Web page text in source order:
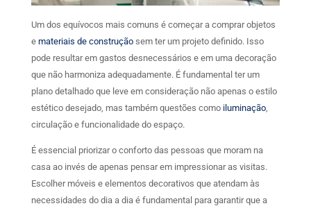
Um dos equívocos mais comuns é começar a comprar objetos
e materiais de construção sem ter um projeto definido. Isso
pode resultar em gastos desnecessários e em uma decoração
que não harmoniza adequadamente. É fundamental ter um
plano detalhado que leve em consideração não apenas o estilo
estético desejado, mas também questões como iluminação,
circulação e funcionalidade do espaço.
É essencial priorizar o conforto das pessoas que moram na
casa ao invés de apenas pensar em impressionar as visitas.
Escolher móveis e elementos decorativos que atendam às
necessidades do dia a dia é fundamental para garantir que a